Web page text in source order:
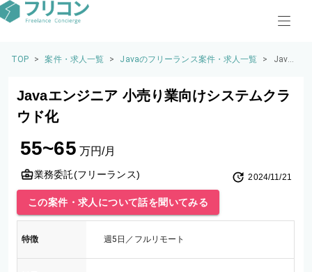
TOP > 案件・求人一覧 > Javaのフリーランス案件・求人一覧 >
Java
ア 小
ラウ
Javaエンジニア 小売り業向けシステムクラ
ウド化
55~65 万円/月
業務委託(フリーランス) 2024/11/21
この案件・求人について話を聞いてみる
特徴 週5日／フルリモート